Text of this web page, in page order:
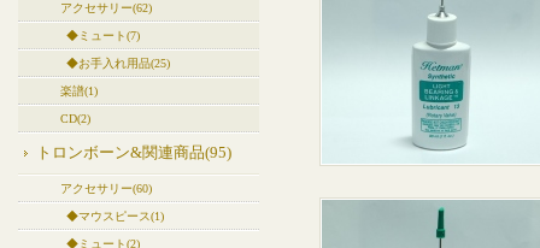
アクセサリー(62)
◆ミュート(7)
◆お手入れ用品(25)
楽譜(1)
CD(2)
トロンボーン&関連商品(95)
アクセサリー(60)
◆マウスピース(1)
◆ミュート(2)